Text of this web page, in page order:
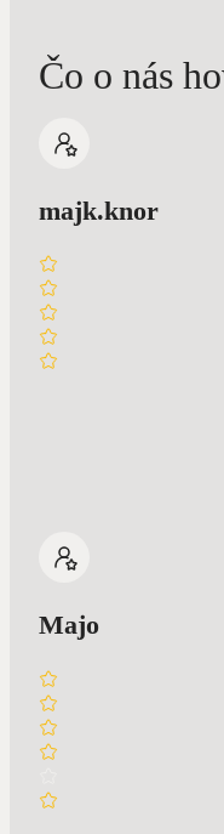
Čo o nás
majk.knor
Majo